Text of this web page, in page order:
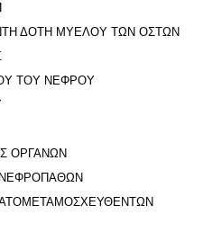
ΔΟΤΗ ΜΥΕΛΟΥ ΤΩΝ ΟΣΤΩΝ
ΤΟΥ ΝΕΦΡΟΥ
ΟΡΓΑΝΩΝ